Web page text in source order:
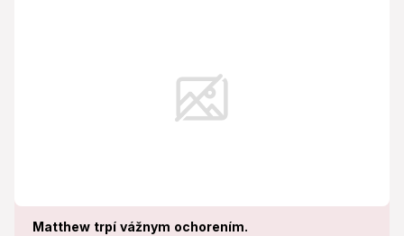
Matthew trpí vážnym ochorením.